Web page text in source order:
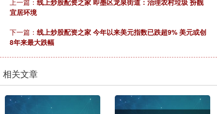
宜居环境
下一篇： 线上炒股配资之家 今年以来美元指数已跌超9% 美元或创
8年来最大跌幅
相关文章